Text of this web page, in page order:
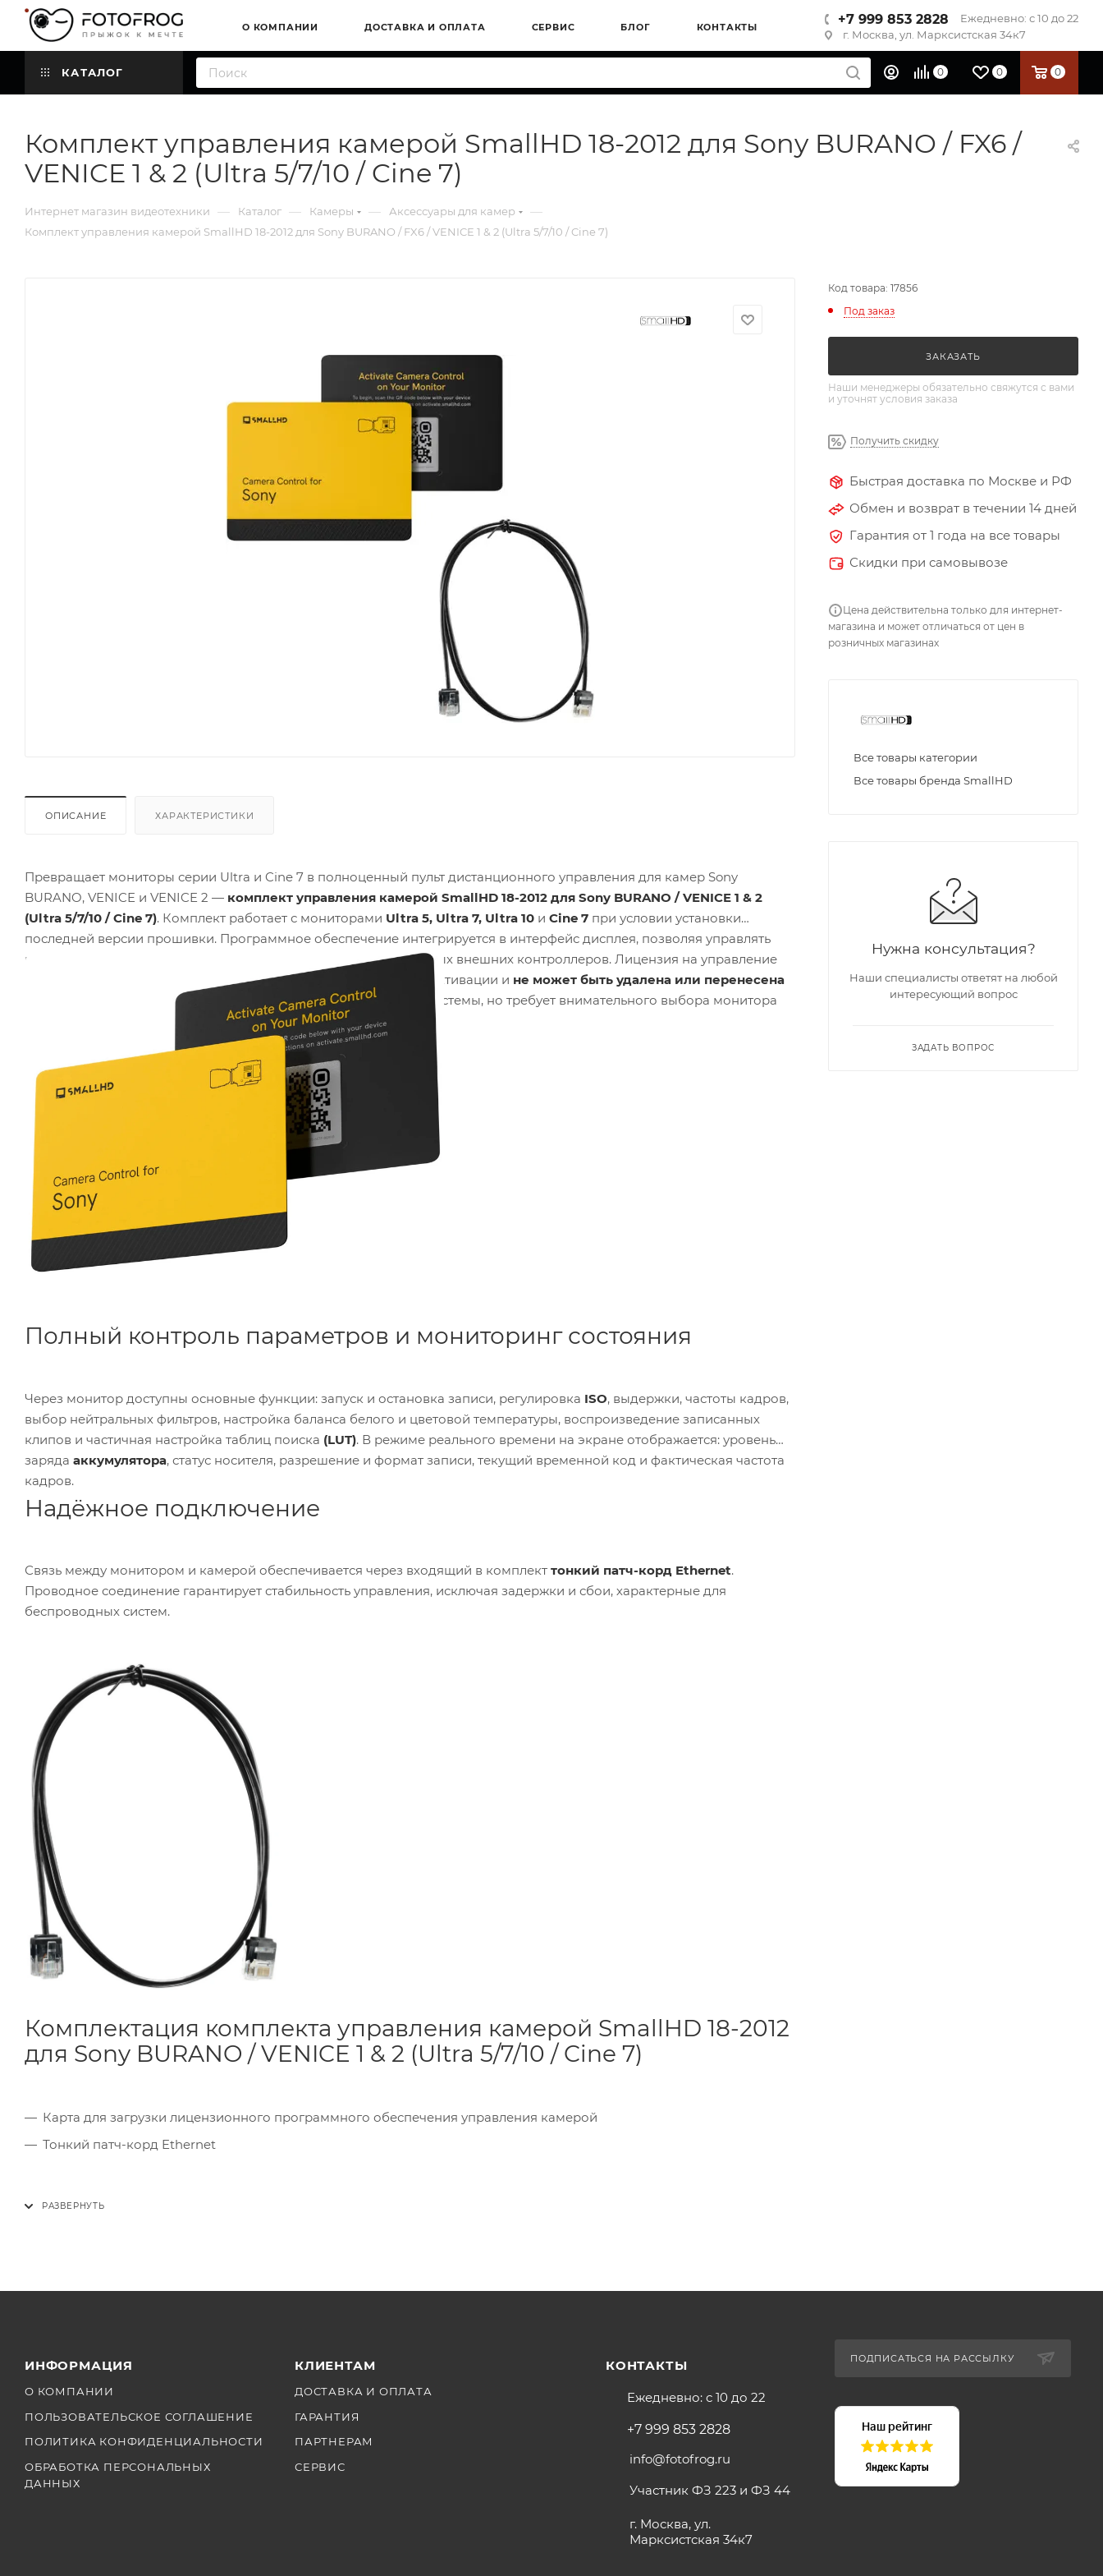
О КОМПАНИИ ДОСТАВКА И ОПЛАТА СЕРВИС БЛОГ КОНТАКТЫ
+7 999 853 2828
Ежедневно: с 10 до 22
г. Москва, ул. Марксистская 34к7
КАТАЛОГ 0 0 0
Комплект управления камерой SmallHD 18-2012 для Sony BURANO / FX6 /
VENICE 1 & 2 (Ultra 5/7/10 / Cine 7)
Интернет магазин видеотехники — Каталог — Камеры — Аксессуары для камер —
Комплект управления камерой SmallHD 18-2012 для Sony BURANO / FX6 / VENICE 1 & 2 (Ultra 5/7/10 / Cine 7)
ОПИСАНИЕ ХАРАКТЕРИСТИКИ
Превращает мониторы серии Ultra и Cine 7 в полноценный пульт дистанционного управления для камер Sony
BURANO, VENICE и VENICE 2 — комплект управления камерой SmallHD 18-2012 для Sony BURANO / VENICE 1 & 2
(Ultra 5/7/10 / Cine 7). Комплект работает с мониторами Ultra 5, Ultra 7, Ultra 10 и Cine 7 при условии установки
последней версии прошивки. Программное обеспечение интегрируется в интерфейс дисплея, позволяя управлять
камерой через привычные сенсорные жесты без дополнительных внешних контроллеров. Лицензия на управление
камерой привязывается к конкретному монитору при первой активации и не может быть удалена или перенесена
на другое устройство. Это обеспечивает стабильность работы системы, но требует внимательного выбора монитора
перед регистрацией комплекта.
Полный контроль параметров и мониторинг состояния
Через монитор доступны основные функции: запуск и остановка записи, регулировка ISO, выдержки, частоты кадров,
выбор нейтральных фильтров, настройка баланса белого и цветовой температуры, воспроизведение записанных
клипов и частичная настройка таблиц поиска (LUT). В режиме реального времени на экране отображается: уровень
заряда аккумулятора, статус носителя, разрешение и формат записи, текущий временной код и фактическая частота
кадров.
Надёжное подключение
Связь между монитором и камерой обеспечивается через входящий в комплект тонкий патч-корд Ethernet.
Проводное соединение гарантирует стабильность управления, исключая задержки и сбои, характерные для
беспроводных систем.
Комплектация комплекта управления камерой SmallHD 18-2012
для Sony BURANO / VENICE 1 & 2 (Ultra 5/7/10 / Cine 7)
Карта для загрузки лицензионного программного обеспечения управления камерой
Тонкий патч-корд Ethernet
Код товара: 17856
Под заказ
ЗАКАЗАТЬ
Наши менеджеры обязательно свяжутся с вами
и уточнят условия заказа
Получить скидку
Быстрая доставка по Москве и РФ
Обмен и возврат в течении 14 дней
Гарантия от 1 года на все товары
Скидки при самовывозе
Цена действительна только для интернет-
магазина и может отличаться от цен в
розничных магазинах
Все товары категории
Все товары бренда SmallHD
Нужна консультация?
Наши специалисты ответят на любой
интересующий вопрос
ЗАДАТЬ ВОПРОС
ИНФОРМАЦИЯ
О КОМПАНИИ
ПОЛЬЗОВАТЕЛЬСКОЕ СОГЛАШЕНИЕ
ПОЛИТИКА КОНФИДЕНЦИАЛЬНОСТИ
ОБРАБОТКА ПЕРСОНАЛЬНЫХ
ДАННЫХ
КЛИЕНТАМ
ДОСТАВКА И ОПЛАТА
ГАРАНТИЯ
ПАРТНЕРАМ
СЕРВИС
КОНТАКТЫ
Ежедневно: с 10 до 22
+7 999 853 2828
info@fotofrog.ru
Участник ФЗ 223 и ФЗ 44
г. Москва, ул.
Марксистская 34к7
ПОДПИСАТЬСЯ НА РАССЫЛКУ